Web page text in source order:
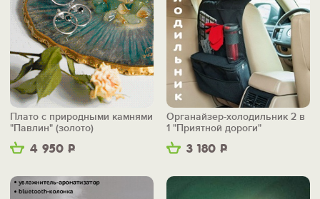
4 950 Р
Плато с природными камнями
"Павлин" (золото)
3 180 Р
Органайзер-холодильник 2 в
1 "Приятной дороги"